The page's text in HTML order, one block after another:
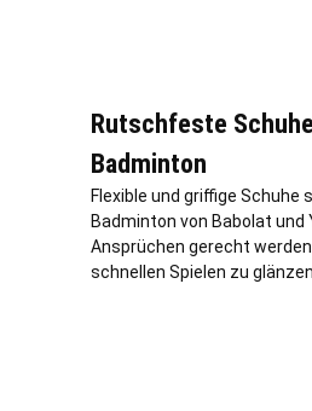
Rutschfeste
Badminton
Flexible und griffige Schuhe
Badminton von Babolat und
Ansprüchen gerecht
schnellen Spielen zu glänzen.